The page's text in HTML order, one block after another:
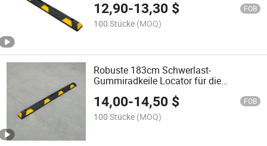
12,90-13,30 $ FOB
100 Stücke (MOQ)
Robuste 183cm Schwerlast-
Gummiradkeile Locator für die
14,00-14,50 $ FOB
100 Stücke (MOQ)